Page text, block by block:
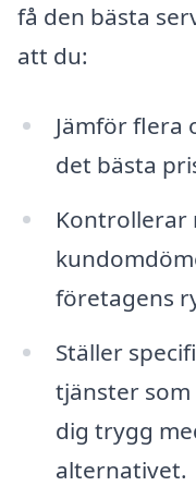
få den bästa
att du:
Jämför
det bästa
Kontrollerar
företagens
Ställer
tjänster
dig trygg
alternativet.